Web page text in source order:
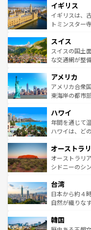
いる。シャン
香り高いラベ
らに、パリ以
れる地方に足
を参照してほ
顔を持つこの
ルリンの文化
してライン川
は、お酒好きな人
ドイツ情報は
イギリス
イギリスは、
トミンスター
リアごとに異
ティー、ビー
戦など、本場
ンツ一覧を参
スイス
スイスの国土
な交通網が整
の建物がその
博物館もあり
ことができる
ば市内交通費無
着のスイス情
アメリカ
アメリカ合衆
東海岸の都市
のような巨大
ンメントが詰
西部には大自
部のニューオ
文化が魅力。
しみながら、
ならではの贅沢な旅の
情報はコンテ
ハワイ
年間を通じて
ハワイは、ど
ワイ島は見逃
島だが、静か
おすすめ。エ
れるおもてな
人々、おいし
ク、伝統的な
ワイを、存分に味わって
はコンテンツ
オーストラ
オーストラリ
シドニーのシ
リアリーフや
ク）、タスマ
ど、見どころ
いる。アクテ
ビング、ハイ
台湾
日本から約４
自然が織りな
ン）、静ひつ
韓国